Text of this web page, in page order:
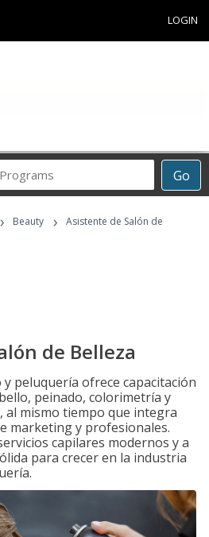
LOGIN
Go
Career
Programs
› Beauty ›
Asistente de Salón de
de Belleza
y peluquería ofrece capacitación
peinado, colorimetría y
mismo tiempo que integra
marketing y profesionales.
capilares modernos y a
para crecer en la industria